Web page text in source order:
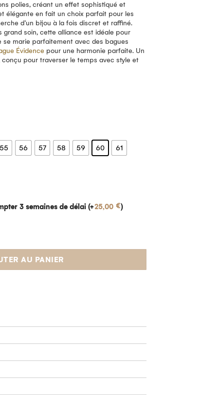
polies, créant un effet sophistiqué et
élégante en fait un choix parfait pour les
d’un bijou à la fois discret et raffiné.
grand soin, cette alliance est idéale pour
se marie parfaitement avec des bagues
Évidence pour une harmonie parfaite. Un
pour traverser le temps avec style et
55 56 57 58 59 60 61
3 semaines de délai (+25,00 €)
AU PANIER
et